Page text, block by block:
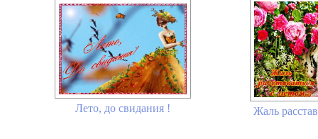
Лето, до свидания ! Жаль